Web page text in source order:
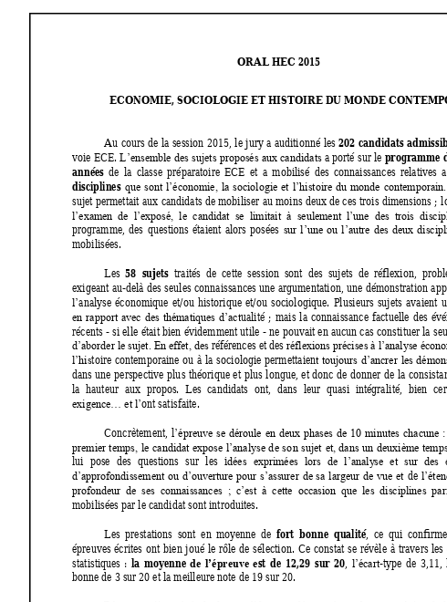
ORAL HEC 2015
ECONOMIE, SOCIOLOGIE ET HISTOIRE DU MONDE CONTEMP
Au cours de la session 2015, le jury a auditionné les 202 candidats adm
voie ECE. L’ensemble des sujets proposés aux candidats a porté sur le programme
années de la classe préparatoire ECE et a mobilisé des connaissances relatives
disciplines que sont l’économie, la sociologie et l’histoire du monde contemporain.
sujet permettait aux candidats de mobiliser au moins deux de ces trois dimensions ;
l’examen  de l’exposé,  le candidat  se limitait  à seulement  l’une des  trois
programme, des questions étaient alors posées sur l’une ou l’autre des deux
mobilisées.
Les 58 sujets
  traités
de  cette  session sont  des  sujets  de réflexion,
exigeant au-delà des seules connaissances une argumentation, une démonstration
l’analyse économique et/ou historique et/ou sociologique. Plusieurs sujets avaient
en rapport avec des thématiques d’actualité ; mais la connaissance factuelle des
récents - si elle était bien évidemment utile - ne pouvait en aucun cas constituer la
d’aborder le sujet. En effet, des références et des réflexions précises à l’analyse
l’histoire contemporaine ou à la sociologie permettaient toujours d’ancrer les
dans une perspective plus théorique et plus longue, et donc de donner de la
la hauteur aux propos. Les candidats ont, dans leur quasi intégralité, bien
exigence… et l’ont satisfaite.
Concrètement, l’épreuve se déroule en deux phases de 10 minutes chacune :
premier temps, le candidat expose l’analyse de son sujet et, dans un deuxième
lui pose des questions sur les idées exprimées lors de l’analyse et sur des
d’approfondissement ou d’ouverture pour s’assurer de sa largeur de vue et de
profondeur  de ses  connaissances  ;  c’est à  cette  occasion que  les  disciplines
mobilisées par le candidat sont introduites.
Les prestations sont en moyenne de fort  bonne  qualité, ce qui  confirme
épreuves écrites ont bien joué le rôle de sélection. Ce constat se révèle à travers les
statistiques : la moyenne de l’épreuve est de 12,29 sur 20, l’écart-type de 3,11,
bonne de 3 sur 20 et la meilleure note de 19 sur 20.